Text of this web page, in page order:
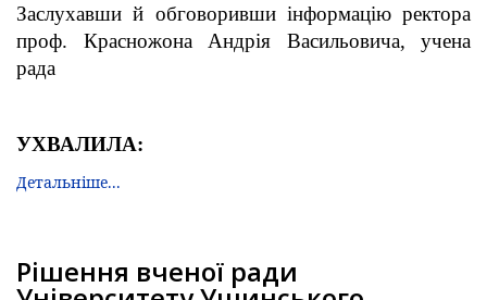
Заслухавши й обговоривши інформацію ректора
проф. Красножона Андрія Васильовича, учена
рада
УХВАЛИЛА:
Детальніше...
Рішення вченої ради